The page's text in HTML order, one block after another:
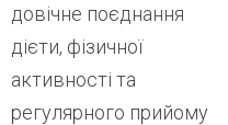
довічне поєднання
дієти, фізичної
активності та
регулярного прийому